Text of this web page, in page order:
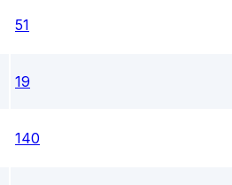
51
19
140